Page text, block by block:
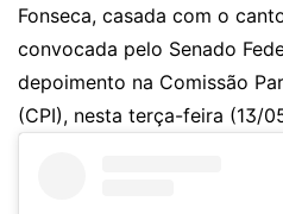
Fonseca, casada com o
convocada pelo Senado
depoimento na Comissão
(CPI), nesta terça-feira (13/